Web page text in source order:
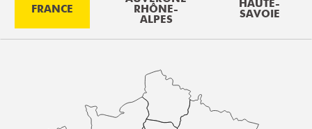
FRANCE
RHÔNE-
ALPES
HAUTE-
SAVOIE